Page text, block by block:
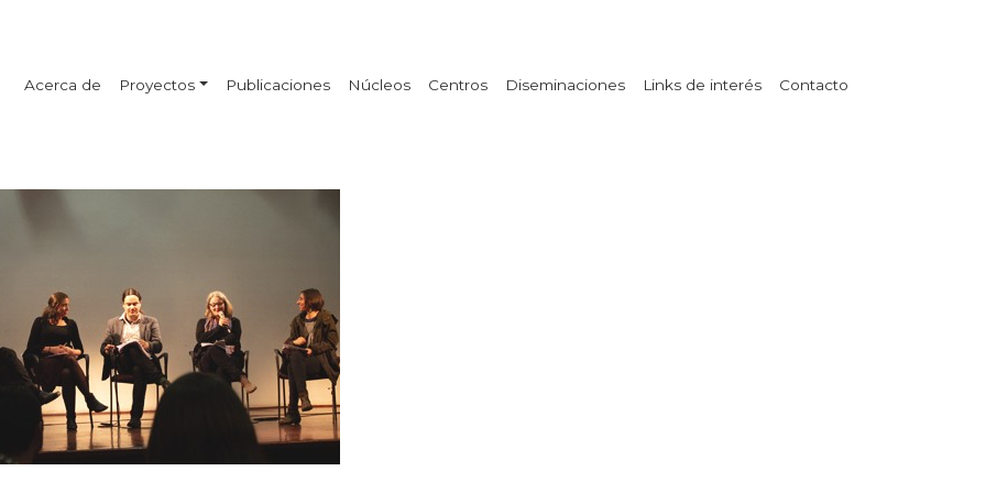
Acerca de Proyectos Publicaciones Núcleos Centros Diseminaciones Links de interés Contacto